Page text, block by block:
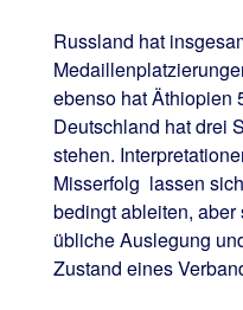
Russland hat
ebenso hat Äthiopien
Deutschland hat drei
stehen.
Misserfolg lassen
bedingt ableiten,
übliche Auslegung
Zustand eines